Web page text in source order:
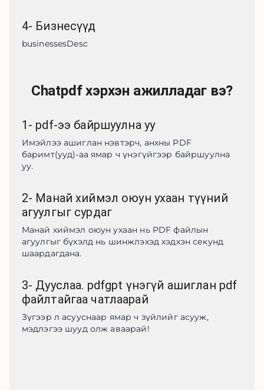
4- Бизнесүүд
businessesDesc
Chatpdf хэрхэн ажилладаг вэ?
1 - pdf-ээ байршуулна уу
Имэйлээ ашиглан нэвтэрч, анхны PDF
баримт(ууд)-аа ямар ч үнэгүйгээр байршуулна
уу.
2- Манай хиймэл оюун ухаан түүний
агуулгыг сурдаг
Манай хиймэл оюун ухаан нь PDF файлын
агуулгыг бүхэлд нь шинжлэхэд хэдхэн секунд
шаардагдана.
3- Дууслаа. pdfgpt үнэгүй ашиглан pdf
файлтайгаа чатлаарай
Зүгээр л асууснаар ямар ч зүйлийг асууж,
мэдлэгээ шууд олж аваарай!